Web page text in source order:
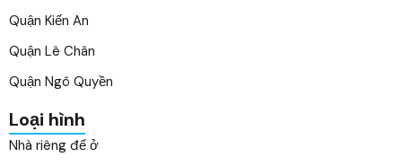
Quận Kiến An
Quận Lê Chân
Quận Ngô Quyền
Loại hình
Nhà riêng để ở